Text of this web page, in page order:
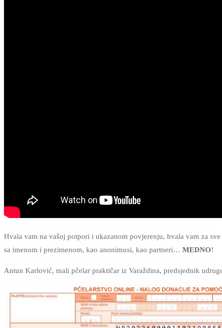
Hvala vam na vašoj potpori i ukazanom povjerenju, hvala vam za
sa imenom i prezimenom, kao anonimusi, kao partneri… MEDNO!
Antun Karlović, mali pčelar praktičar iz Varaždina, predsjednik